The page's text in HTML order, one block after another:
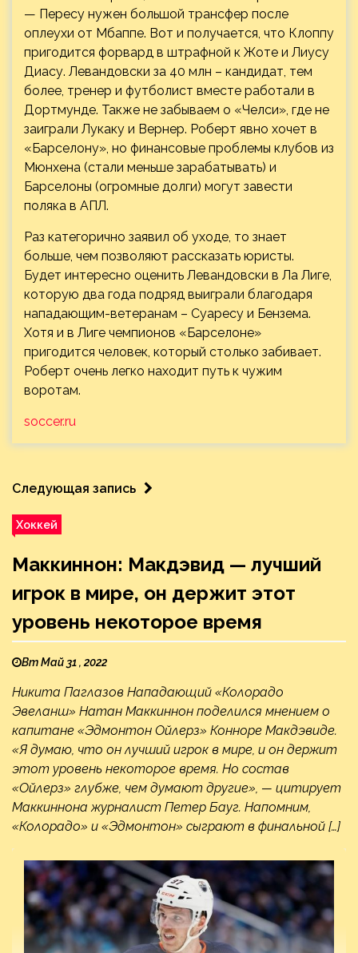
— Пересу нужен большой трансфер после
оплеухи от Мбаппе. Вот и получается, что Клоппу
пригодится форвард в штрафной к Жоте и Лиусу
Диасу. Левандовски за 40 млн – кандидат, тем
более, тренер и футболист вместе работали в
Дортмунде. Также не забываем о «Челси», где не
заиграли Лукаку и Вернер. Роберт явно хочет в
«Барселону», но финансовые проблемы клубов из
Мюнхена (стали меньше зарабатывать) и
Барселоны (огромные долги) могут завести
поляка в АПЛ.
Раз категорично заявил об уходе, то знает
больше, чем позволяют рассказать юристы.
Будет интересно оценить Левандовски в Ла Лиге,
которую два года подряд выиграли благодаря
нападающим-ветеранам – Суаресу и Бензема.
Хотя и в Лиге чемпионов «Барселоне»
пригодится человек, который столько забивает.
Роберт очень легко находит путь к чужим
воротам.
soccer.ru
Следующая запись
Хоккей
Маккиннон: Макдэвид — лучший
игрок в мире, он держит этот
уровень некоторое время
Вт Май 31 , 2022
Никита Паглазов Нападающий «Колорадо
Эвеланш» Натан Маккиннон поделился мнением о
капитане «Эдмонтон Ойлерз» Конноре Макдэвиде.
«Я думаю, что он лучший игрок в мире, и он держит
этот уровень некоторое время. Но состав
«Ойлерз» глубже, чем думают другие», — цитирует
Маккиннона журналист Петер Бауг. Напомним,
«Колорадо» и «Эдмонтон» сыграют в финальной […]